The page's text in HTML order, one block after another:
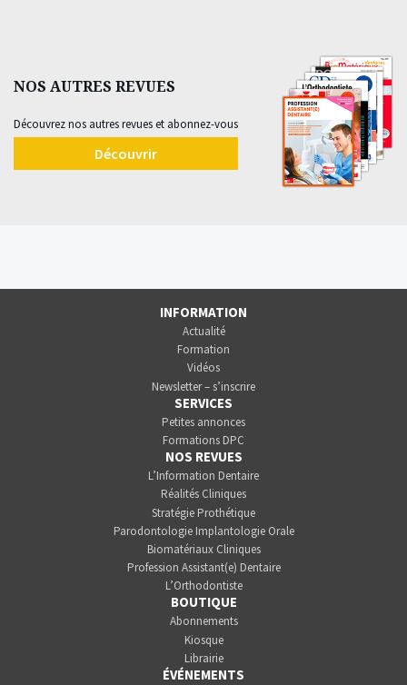
NOS AUTRES REVUES
Découvrez nos autres revues et abonnez-vous
Découvrir
INFORMATION
Actualité
Formation
Vidéos
Newsletter – s’inscrire
SERVICES
Petites annonces
Formations DPC
NOS REVUES
L’Information Dentaire
Réalités Cliniques
Stratégie Prothétique
Parodontologie Implantologie Orale
Biomatériaux Cliniques
Profession Assistant(e) Dentaire
L’Orthodontiste
BOUTIQUE
Abonnements
Kiosque
Librairie
ÉVÉNEMENTS